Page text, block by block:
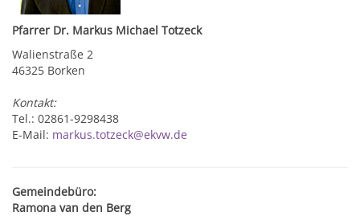
Pfarrer Dr. Markus Michael Totzeck
Walienstraße 2
46325 Borken
Kontakt:
Tel.: 02861-9298438
E-Mail: markus.totzeck@ekvw.de
Gemeindebüro:
Ramona van den Berg